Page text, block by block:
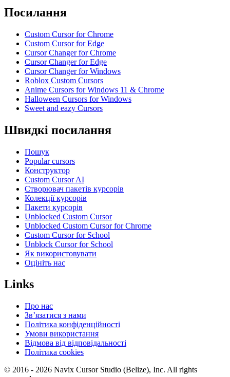
Посилання
Custom Cursor for Chrome
Custom Cursor for Edge
Cursor Changer for Chrome
Cursor Changer for Edge
Cursor Changer for Windows
Roblox Custom Cursors
Anime Cursors for Windows 11 & Chrome
Halloween Cursors for Windows
Sweet and eazy Cursors
Швидкі посилання
Пошук
Popular cursors
Конструктор
Custom Cursor AI
Створювач пакетів курсорів
Колекції курсорів
Пакети курсорів
Unblocked Custom Cursor
Unblocked Custom Cursor for Chrome
Custom Cursor for School
Unblock Cursor for School
Як використовувати
Оцініть нас
Links
Про нас
Зв’язатися з нами
Політика конфіденційності
Умови використання
Відмова від відповідальності
Політика cookies
© 2016 - 2026 Navix Cursor Studio (Belize), Inc. All rights